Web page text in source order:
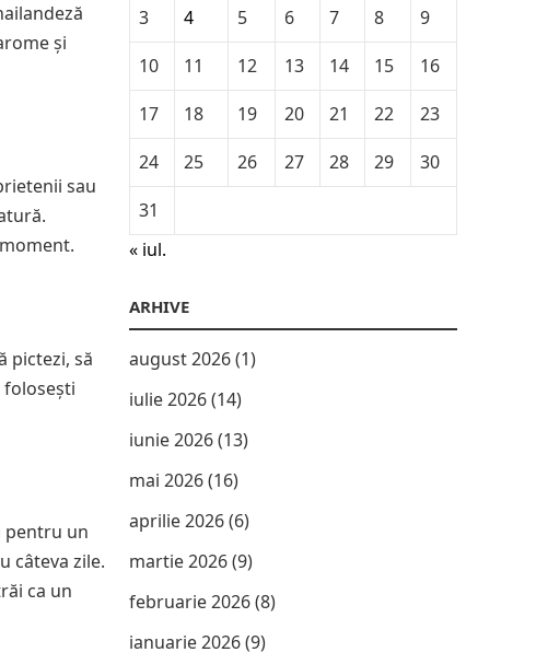
și
sau
pictezi, să
pentru un
câteva zile.
ca un
3
4 5 6 7 8
9
10
11 12 13 14 15
16
17
18 19 20 21 22
23
24
25 26 27 28 29
30
31
« iul.
ARHIVE
august 2026(1)
iulie 2026(14)
iunie 2026(13)
mai 2026(16)
aprilie 2026(6)
martie 2026(9)
februarie 2026(8)
ianuarie 2026(9)